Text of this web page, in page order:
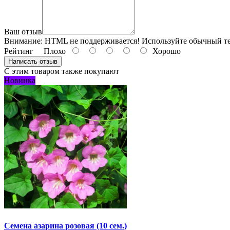
Ваш отзыв
Внимание: HTML не поддерживается! Используйте обычный
Рейтинг Плохо Хорошо
Написать отзыв
С этим товаром также покупают
Новинка
Семена азарина розовая (10 сем.)